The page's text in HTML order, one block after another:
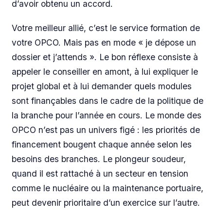
d’avoir obtenu un accord.
Votre meilleur allié, c’est le service formation de
votre OPCO. Mais pas en mode « je dépose un
dossier et j’attends ». Le bon réflexe consiste à
appeler le conseiller en amont, à lui expliquer le
projet global et à lui demander quels modules
sont finançables dans le cadre de la politique de
la branche pour l’année en cours. Le monde des
OPCO n’est pas un univers figé : les priorités de
financement bougent chaque année selon les
besoins des branches. Le plongeur soudeur,
quand il est rattaché à un secteur en tension
comme le nucléaire ou la maintenance portuaire,
peut devenir prioritaire d’un exercice sur l’autre.